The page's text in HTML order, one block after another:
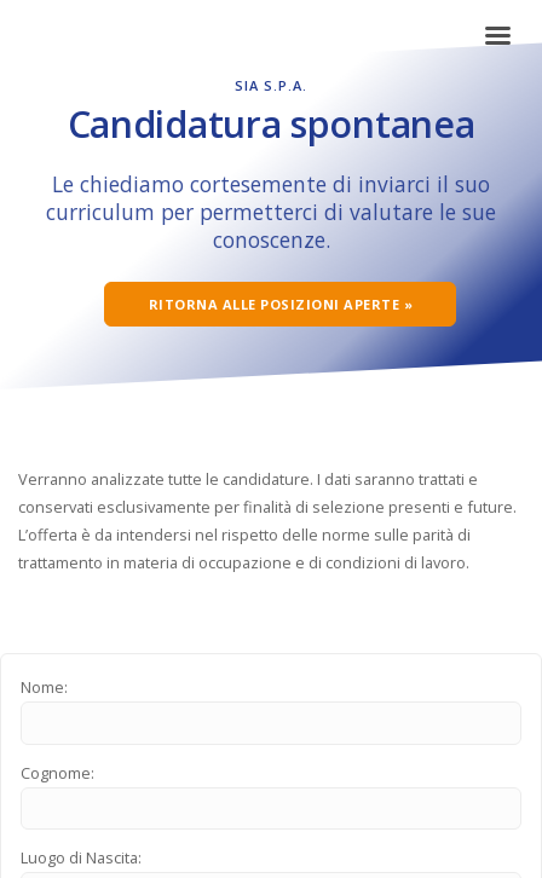
SIA S.P.A.
Candidatura spontanea
Le chiediamo cortesemente di inviarci il suo
curriculum per permetterci di valutare le sue
conoscenze.
RITORNA ALLE POSIZIONI APERTE »
Verranno analizzate tutte le candidature. I dati saranno trattati e
conservati esclusivamente per finalità di selezione presenti e future.
L’offerta è da intendersi nel rispetto delle norme sulle parità di
trattamento in materia di occupazione e di condizioni di lavoro.
Nome:
Cognome:
Luogo di Nascita: